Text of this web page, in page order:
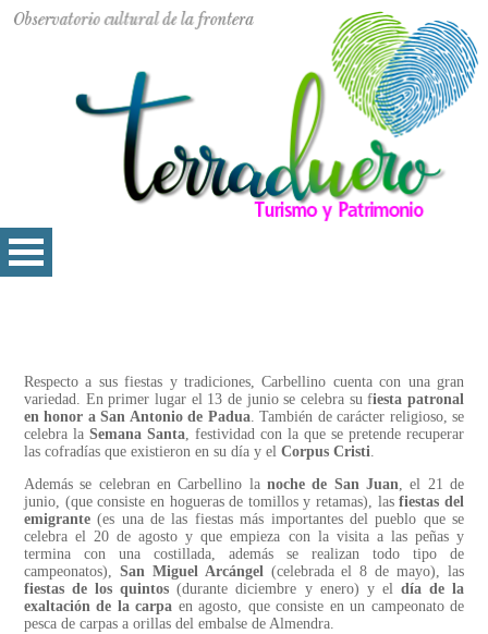
Respecto a sus fiestas y tradiciones, Carbellino cuenta con una gran
variedad. En primer lugar el 13 de junio se celebra su fiesta patronal
en honor a San Antonio de Padua. También de carácter religioso, se
celebra la Semana Santa, festividad con la que se pretende recuperar
las cofradías que existieron en su día y el Corpus Cristi.
Además se celebran en Carbellino la noche de San Juan, el 21 de
junio, (que consiste en hogueras de tomillos y retamas), lasfiestas del
emigrante(es una de las fiestas más importantes del pueblo que se
celebra el 20 de agosto y que empieza con la visita a las peñas y
termina con una costillada, además se realizan todo tipo de
campeonatos), San Miguel Arcángel(celebrada el 8 de mayo), las
fiestas de los quintos (durante diciembre y enero) y el día de la
exaltación de la carpa en agosto, que consiste en un campeonato de
pesca de carpas a orillas del embalse de Almendra.